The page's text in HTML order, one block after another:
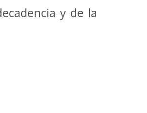
y de la